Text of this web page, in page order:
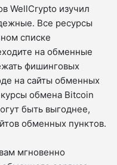
WellCrypto изучил
Все ресурсы
списке
на обменные
фишинговых
на сайты обменных
обмена Bitcoin
быть выгоднее,
обменных пунктов.
мгновенно